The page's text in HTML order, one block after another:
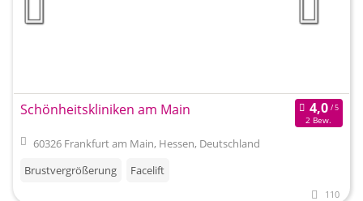
Schönheitskliniken am Main
2 Bew.
60326 Frankfurt am Main, Hessen, Deutschland
Brustvergrößerung
Facelift
110